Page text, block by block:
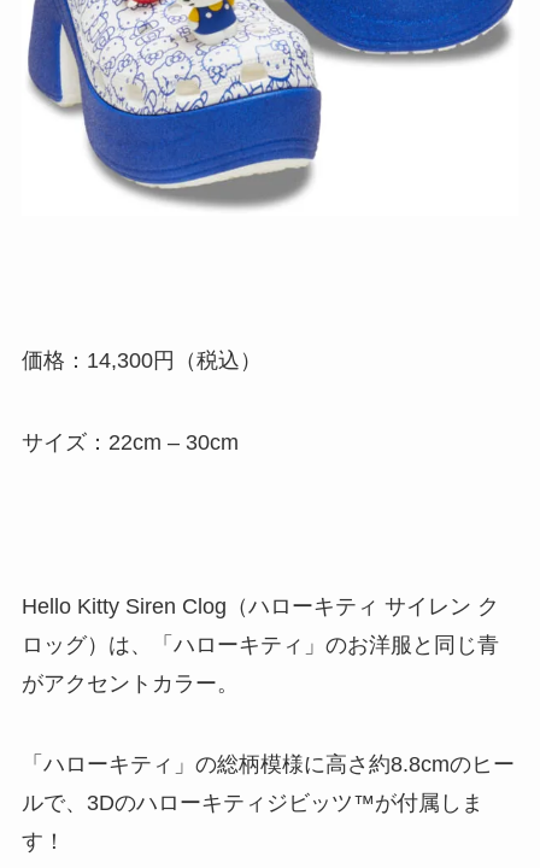
価格：14,300円（税込）
サイズ：22cm – 30cm
Hello Kitty Siren Clog（ハローキティ サイレン ク
ロッグ）は、「ハローキティ」のお洋服と同じ青
がアクセントカラー。
「ハローキティ」の総柄模様に高さ約8.8cmのヒー
ルで、3Dのハローキティジビッツ™︎が付属しま
す！